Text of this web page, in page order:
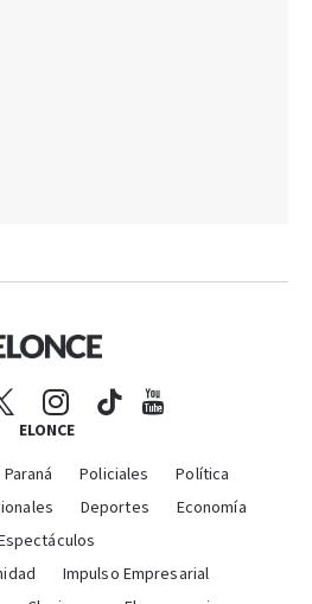
ELONCE
Paraná Policiales
Política
Deportes
Economía
Impulso Empresarial